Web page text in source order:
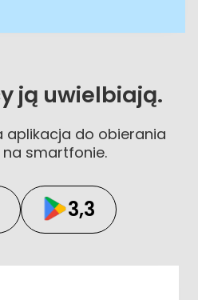
ją uwielbiają.
aplikacja do obierania
na smartfonie.
3,3